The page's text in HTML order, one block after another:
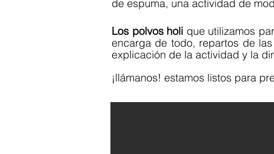
de espuma, una actividad de
Los polvos holi que utilizamos
encarga de todo, repartos de
explicación de la actividad y la
¡llámanos! estamos listos para